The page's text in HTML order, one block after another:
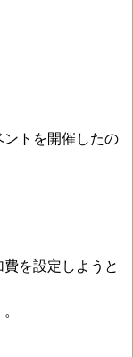
トを開催したの
を設定しようと